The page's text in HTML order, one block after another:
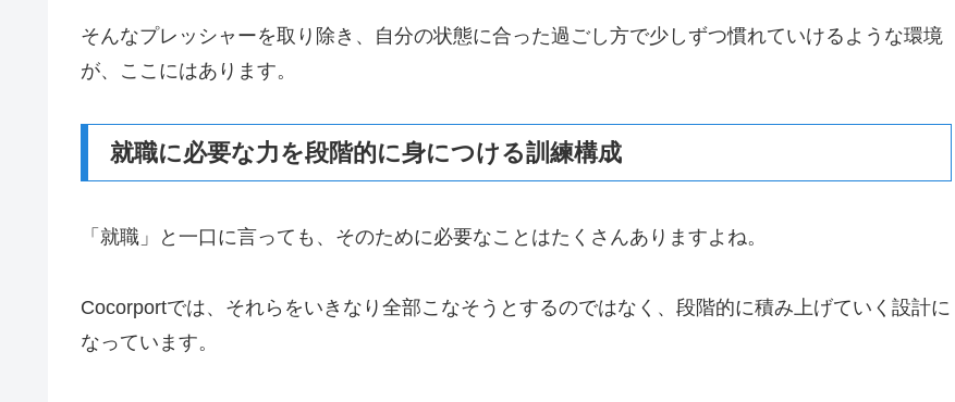
そんなプレッシャーを取り除き、自分の状態に合った過ごし方で少しずつ慣れていけるような環境
が、ここにはあります。
就職に必要な力を段階的に身につける訓練構成
「就職」と一口に言っても、そのために必要なことはたくさんありますよね。
Cocorportでは、それらをいきなり全部こなそうとするのではなく、段階的に積み上げていく設計に
なっています。